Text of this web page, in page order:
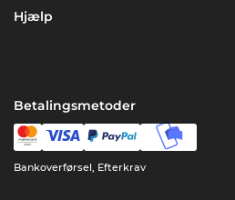
Hjælp
Betalingsmetoder
Bankoverførsel, Efterkrav